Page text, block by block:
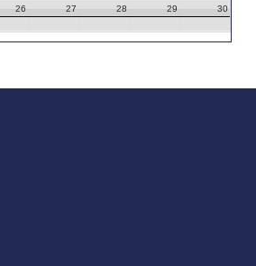
26 27 28 29 30